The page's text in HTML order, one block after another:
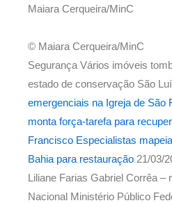
© Maiara Cerqueira/MinC
Segurança Vários imóveis
estado de conservação São
emergenciais na Igreja de São
monta força-tarefa para
Francisco Especialistas
Bahia para restauração 21/03/
Liliane Farias Gabriel Corrêa –
Nacional Ministério Público